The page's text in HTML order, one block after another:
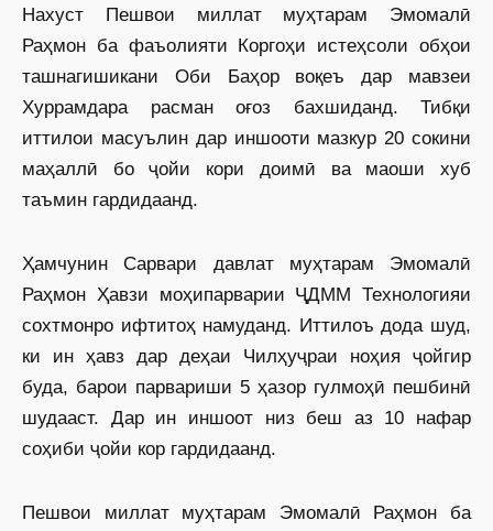
Нахуст Пешвои миллат муҳтарам Эмомалӣ
Раҳмон ба фаъолияти Коргоҳи истеҳсоли обҳои
ташнагишикани Оби Баҳор воқеъ дар мавзеи
Хуррамдара расман оғоз бахшиданд. Тибқи
иттилои масуълин дар иншооти мазкур 20 сокини
маҳаллӣ бо ҷойи кори доимӣ ва маоши хуб
таъмин гардидаанд.
Ҳамчунин Сарвари давлат муҳтарам Эмомалӣ
Раҳмон Ҳавзи моҳипарварии ҶДММ Технологияи
сохтмонро ифтитоҳ намуданд. Иттилоъ дода шуд,
ки ин ҳавз дар деҳаи Чилҳуҷраи ноҳия ҷойгир
буда, барои парвариши 5 ҳазор гулмоҳӣ пешбинӣ
шудааст. Дар ин иншоот низ беш аз 10 нафар
соҳиби ҷойи кор гардидаанд.
Пешвои миллат муҳтарам Эмомалӣ Раҳмон ба